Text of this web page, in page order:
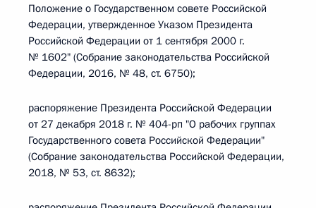
Положение о Государственном совете Российской
Федерации, утвержденное Указом Президента
Российской Федерации от 1 сентября 2000 г.
№ 1602" (Собрание законодательства Российской
Федерации, 2016, № 48, ст. 6750);
распоряжение Президента Российской Федерации
от 27 декабря 2018 г. № 404-рп "О рабочих группах
Государственного совета Российской Федерации"
(Собрание законодательства Российской Федерации,
2018, № 53, ст. 8632);